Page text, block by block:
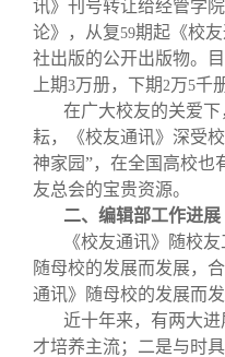
讯》刊号转让给经管学
论》，从复59期起《校
社出版的公开出版物。
上期3万册，下期2万5千
在广大校友的关爱
耘，《校友通讯》深受
神家园”，在全国高校也
友总会的宝贵资源。
二、编辑部工作进展
《校友通讯》随校
随母校的发展而发展，
通讯》随母校的发展而发
近十年来，有两大
才培养主流；二是与时